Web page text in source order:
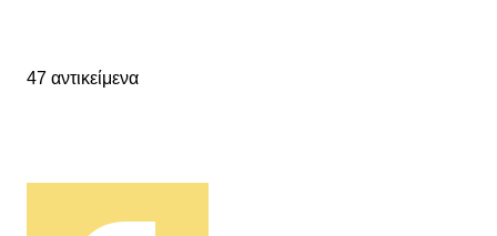
47 αντικείμενα